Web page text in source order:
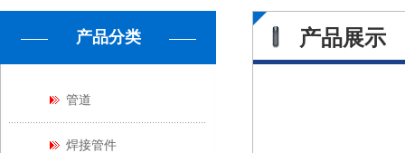
产品分类
管道
焊接管件
产品展示